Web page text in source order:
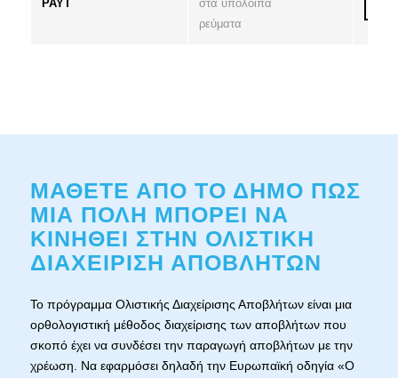
PAYT
στα υπόλοιπα
ρεύματα
ΜΑΘΕΤΕ ΑΠΟ ΤΟ ΔΗΜΟ ΠΩΣ
ΜΙΑ ΠΟΛΗ ΜΠΟΡΕΙ ΝΑ
ΚΙΝΗΘΕΙ ΣΤΗΝ ΟΛΙΣΤΙΚΗ
ΔΙΑΧΕΙΡΙΣΗ ΑΠΟΒΛΗΤΩΝ
Το πρόγραμμα Ολιστικής Διαχείρισης Αποβλήτων είναι μια
ορθολογιστική μέθοδος διαχείρισης των αποβλήτων που
σκοπό έχει να συνδέσει την παραγωγή αποβλήτων με την
χρέωση. Να εφαρμόσει δηλαδή την Ευρωπαϊκή οδηγία «Ο